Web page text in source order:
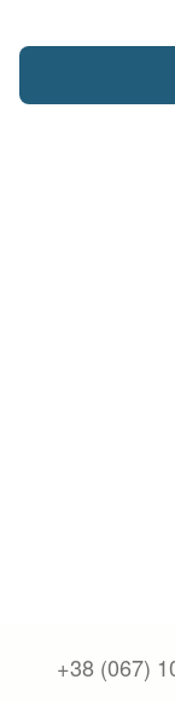
+38 (067)